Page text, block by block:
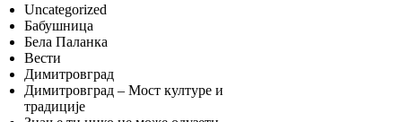
Uncategorized
Бабушница
Бела Паланка
Вести
Димитровград
Димитровград – Мост културе и
традиције